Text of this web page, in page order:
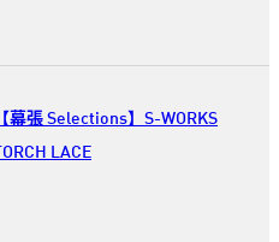
【幕張 Selections】S-WORKS
TORCH LACE